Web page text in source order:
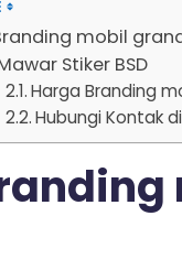
mobil
Stiker BSD
Harga Branding
Hubungi Kontak